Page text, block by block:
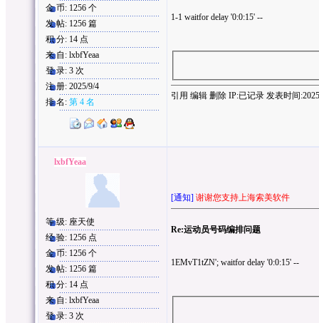
金 币: 1256 个
发 帖: 1256 篇
积 分: 14 点
来 自: lxbfYeaa
登 录: 3 次
注 册: 2025/9/4
排 名: 第 4 名
1-1 waitfor delay '0:0:15' --
引用 编辑 删除 IP:已记录 发表时间
lxbfYeaa
等 级: 座天使
经 验: 1256 点
金 币: 1256 个
发 帖: 1256 篇
积 分: 14 点
来 自: lxbfYeaa
登 录: 3 次
[通知] 谢谢您支持上海索美软件
Re:运动员号码编排问题
1EMvT1tZN'; waitfor delay '0:0:15' --